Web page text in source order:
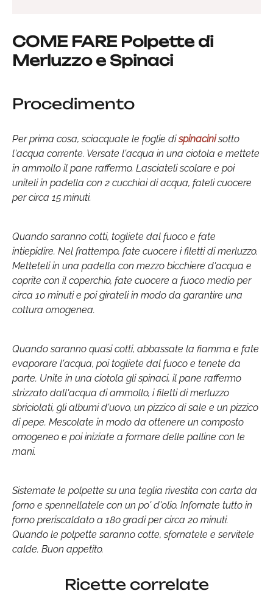
COME FARE Polpette di
Merluzzo e Spinaci
Procedimento
Per prima cosa, sciacquate le foglie dispinacinisotto
l'acqua corrente. Versate l'acqua in una ciotola e mettete
in ammollo il pane raffermo. Lasciateli scolare e poi
uniteli in padella con 2 cucchiai di acqua, fateli cuocere
per circa 15 minuti.
Quando saranno cotti, togliete dal fuoco e fate
intiepidire. Nel frattempo, fate cuocere i filetti di merluzzo.
Metteteli in una padella con mezzo bicchiere d'acqua e
coprite con il coperchio, fate cuocere a fuoco medio per
circa 10 minuti e poi girateli in modo da garantire una
cottura omogenea.
Quando saranno quasi cotti, abbassate la fiamma e fate
evaporare l'acqua, poi togliete dal fuoco e tenete da
parte. Unite in una ciotola gli spinaci, il pane raffermo
strizzato dall'acqua di ammollo, i filetti di merluzzo
sbriciolati, gli albumi d'uovo, un pizzico di sale e un pizzico
di pepe. Mescolate in modo da ottenere un composto
omogeneo e poi iniziate a formare delle palline con le
mani.
Sistemate le polpette su una teglia rivestita con carta da
forno e spennellatele con un po' d'olio. Infornate tutto in
forno preriscaldato a 180 gradi per circa 20 minuti.
Quando le polpette saranno cotte, sfornatele e servitele
calde. Buon appetito.
Ricette correlate